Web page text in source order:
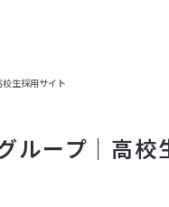
生採用サイト
ループ｜高校